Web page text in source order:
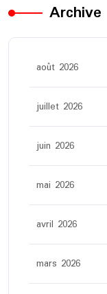
Archive
août 2026
juillet 2026
juin 2026
mai 2026
avril 2026
mars 2026